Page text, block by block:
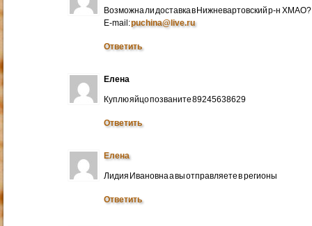
Возможна ли доставка в Нижневартовский р-н ХМАО?
E-mail:puchina@live.ru
Ответить
Елена
Куплю яйцо позваните 89245638629
Ответить
Елена
Лидия Ивановна а вы отправляете в регионы
Ответить